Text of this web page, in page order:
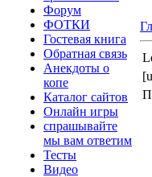
Форум
ФОТКИ
Гостевая книга
Обратная связь
Анекдоты о
копе
Каталог сайтов
Онлайн игры
спрашывайте
мы вам ответим
Тесты
Видео